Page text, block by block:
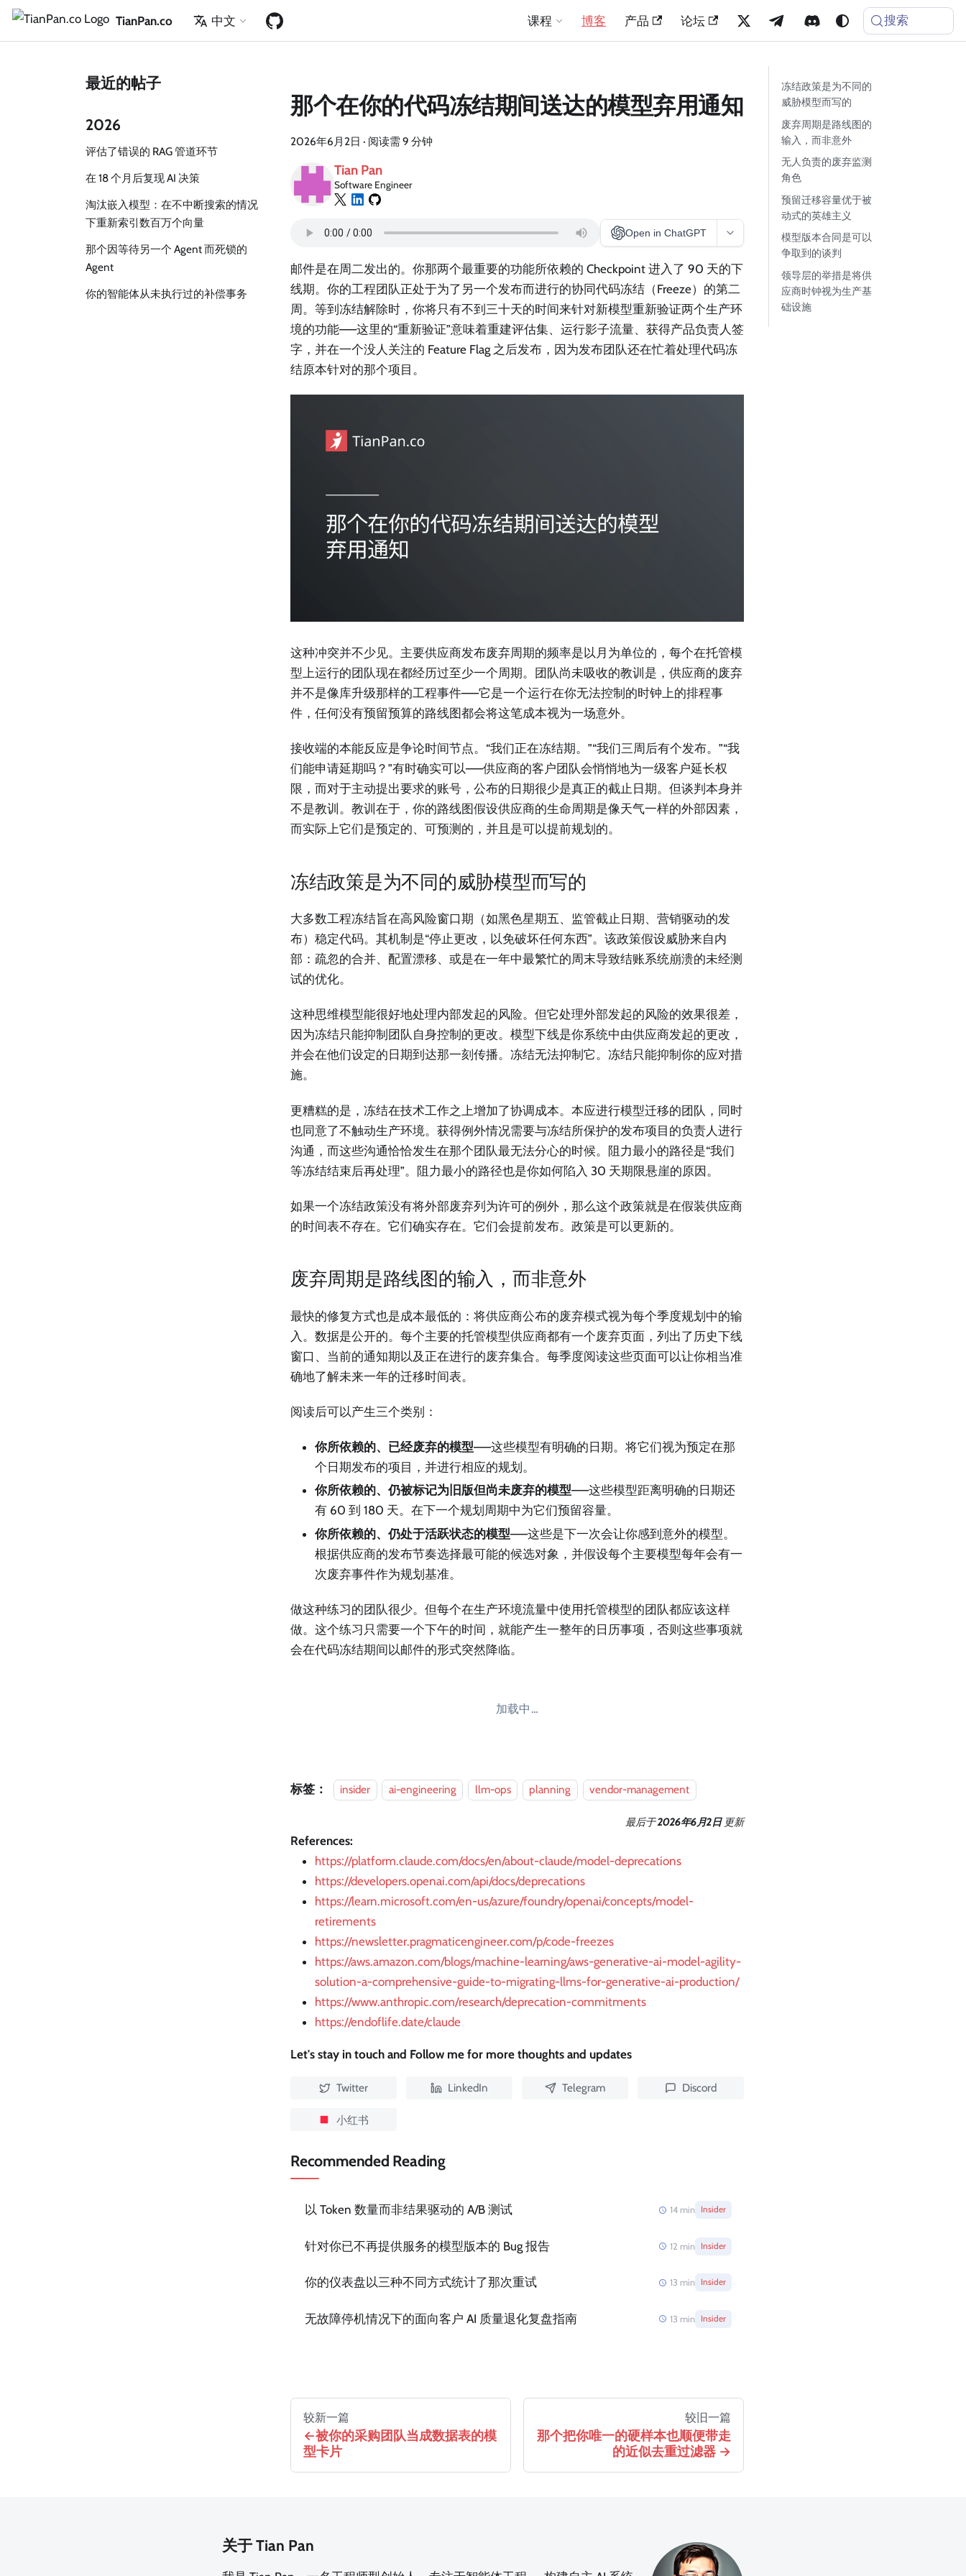
TianPan.co 中文 课程 博客 产品 论坛 搜索
最近的帖子
2026
评估了错误的 RAG 管道环节
在 18 个月后复现 AI 决策
淘汰嵌入模型：在不中断搜索的情况
下重新索引数百万个向量
那个因等待另一个 Agent 而死锁的
Agent
你的智能体从未执行过的补偿事务
那个在你的代码冻结期间送达的模型弃用通知
2026年6月2日 · 阅读需 9 分钟
Tian Pan
Software Engineer
Open in ChatGPT
邮件是在周二发出的。你那两个最重要的功能所依赖的 Checkpoint 进入了 90 天的下
线期。你的工程团队正处于为了另一个发布而进行的协同代码冻结（Freeze）的第二
周。等到冻结解除时，你将只有不到三十天的时间来针对新模型重新验证两个生产环
境的功能——这里的“重新验证”意味着重建评估集、运行影子流量、获得产品负责人签
字，并在一个没人关注的 Feature Flag 之后发布，因为发布团队还在忙着处理代码冻
结原本针对的那个项目。
这种冲突并不少见。主要供应商发布废弃周期的频率是以月为单位的，每个在托管模
型上运行的团队现在都经历过至少一个周期。团队尚未吸收的教训是，供应商的废弃
并不是像库升级那样的工程事件——它是一个运行在你无法控制的时钟上的排程事
件，任何没有预留预算的路线图都会将这笔成本视为一场意外。
接收端的本能反应是争论时间节点。“我们正在冻结期。”“我们三周后有个发布。”“我
们能申请延期吗？”有时确实可以——供应商的客户团队会悄悄地为一级客户延长权
限，而对于主动提出要求的账号，公布的日期很少是真正的截止日期。但谈判本身并
不是教训。教训在于，你的路线图假设供应商的生命周期是像天气一样的外部因素，
而实际上它们是预定的、可预测的，并且是可以提前规划的。
冻结政策是为不同的威胁模型而写的
大多数工程冻结旨在高风险窗口期（如黑色星期五、监管截止日期、营销驱动的发
布）稳定代码。其机制是“停止更改，以免破坏任何东西”。该政策假设威胁来自内
部：疏忽的合并、配置漂移、或是在一年中最繁忙的周末导致结账系统崩溃的未经测
试的优化。
这种思维模型能很好地处理内部发起的风险。但它处理外部发起的风险的效果很差，
因为冻结只能抑制团队自身控制的更改。模型下线是你系统中由供应商发起的更改，
并会在他们设定的日期到达那一刻传播。冻结无法抑制它。冻结只能抑制你的应对措
施。
更糟糕的是，冻结在技术工作之上增加了协调成本。本应进行模型迁移的团队，同时
也同意了不触动生产环境。获得例外情况需要与冻结所保护的发布项目的负责人进行
沟通，而这些沟通恰恰发生在那个团队最无法分心的时候。阻力最小的路径是“我们
等冻结结束后再处理”。阻力最小的路径也是你如何陷入 30 天期限悬崖的原因。
如果一个冻结政策没有将外部废弃列为许可的例外，那么这个政策就是在假装供应商
的时间表不存在。它们确实存在。它们会提前发布。政策是可以更新的。
废弃周期是路线图的输入，而非意外
最快的修复方式也是成本最低的：将供应商公布的废弃模式视为每个季度规划中的输
入。数据是公开的。每个主要的托管模型供应商都有一个废弃页面，列出了历史下线
窗口、当前的通知期以及正在进行的废弃集合。每季度阅读这些页面可以让你相当准
确地了解未来一年的迁移时间表。
阅读后可以产生三个类别：
你所依赖的、已经废弃的模型——这些模型有明确的日期。将它们视为预定在那
个日期发布的项目，并进行相应的规划。
你所依赖的、仍被标记为旧版但尚未废弃的模型——这些模型距离明确的日期还
有 60 到 180 天。在下一个规划周期中为它们预留容量。
你所依赖的、仍处于活跃状态的模型——这些是下一次会让你感到意外的模型。
根据供应商的发布节奏选择最可能的候选对象，并假设每个主要模型每年会有一
次废弃事件作为规划基准。
做这种练习的团队很少。但每个在生产环境流量中使用托管模型的团队都应该这样
做。这个练习只需要一个下午的时间，就能产生一整年的日历事项，否则这些事项就
会在代码冻结期间以邮件的形式突然降临。
加载中…
标签： insider ai-engineering llm-ops planning vendor-management
最后于2026年6月2日 更新
References:
https://platform.claude.com/docs/en/about-claude/model-deprecations
https://developers.openai.com/api/docs/deprecations
https://learn.microsoft.com/en-us/azure/foundry/openai/concepts/model-
retirements
https://newsletter.pragmaticengineer.com/p/code-freezes
https://aws.amazon.com/blogs/machine-learning/aws-generative-ai-model-agility-
solution-a-comprehensive-guide-to-migrating-llms-for-generative-ai-production/
https://www.anthropic.com/research/deprecation-commitments
https://endoflife.date/claude
Let's stay in touch and Follow me for more thoughts and updates
Twitter LinkedIn Telegram Discord
小红书
Recommended Reading
以 Token 数量而非结果驱动的 A/B 测试 14min Insider
针对你已不再提供服务的模型版本的 Bug 报告 12 min Insider
你的仪表盘以三种不同方式统计了那次重试 13 min Insider
无故障停机情况下的面向客户 AI 质量退化复盘指南 13 min Insider
较新一篇
被你的采购团队当成数据表的模
型卡片
较旧一篇
那个把你唯一的硬样本也顺便带走
的近似去重过滤器
冻结政策是为不同的
威胁模型而写的
废弃周期是路线图的
输入，而非意外
无人负责的废弃监测
角色
预留迁移容量优于被
动式的英雄主义
模型版本合同是可以
争取到的谈判
领导层的举措是将供
应商时钟视为生产基
础设施
关于 Tian Pan